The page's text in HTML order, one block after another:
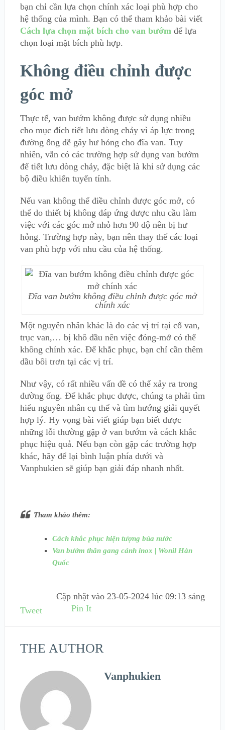
bạn chỉ cần lựa chọn chính xác loại phù hợp cho
hệ thống của mình. Bạn có thể tham khảo bài viết
Cách lựa chọn mặt bích cho van bướmđể lựa
chọn loại mặt bích phù hợp.
Không điều chỉnh được
góc mở
Thực tế, van bướm không được sử dụng nhiều
cho mục đích tiết lưu dòng chảy vì áp lực trong
đường ống dễ gây hư hỏng cho đĩa van. Tuy
nhiên, vẫn có các trường hợp sử dụng van bướm
để tiết lưu dòng chảy, đặc biệt là khi sử dụng các
bộ điều khiển tuyến tính.
Nếu van không thể điều chỉnh được góc mở, có
thể do thiết bị không đáp ứng được nhu cầu làm
việc với các góc mở nhỏ hơn 90 độ nên bị hư
hỏng. Trường hợp này, bạn nên thay thế các loại
van phù hợp với nhu cầu của hệ thống.
Đĩa van bướm không điều chỉnh được góc mở
chính xác
Một nguyên nhân khác là do các vị trí tại cổ van,
trục van,… bị khô dầu nên việc đóng-mở có thể
không chính xác. Để khắc phục, bạn chỉ cần thêm
dầu bôi trơn tại các vị trí.
Như vậy, có rất nhiều vấn đề có thể xảy ra trong
đường ống. Để khắc phục được, chúng ta phải tìm
hiểu nguyên nhân cụ thể và tìm hướng giải quyết
hợp lý. Hy vọng bài viết giúp bạn biết được
những lỗi thường gặp ở van bướm và cách khắc
phục hiệu quả. Nếu bạn còn gặp các trường hợp
khác, hãy để lại bình luận phía dưới và
Vanphukien sẽ giúp bạn giải đáp nhanh nhất.
Tham khảo thêm:
Cách khắc phục hiện tượng búa nước
Van bướm thân gang cánh inox | Wonil Hàn
Quốc
Cập nhật vào23-05-2024 lúc 09:13 sáng
Tweet
Pin It
THE AUTHOR
Vanphukien